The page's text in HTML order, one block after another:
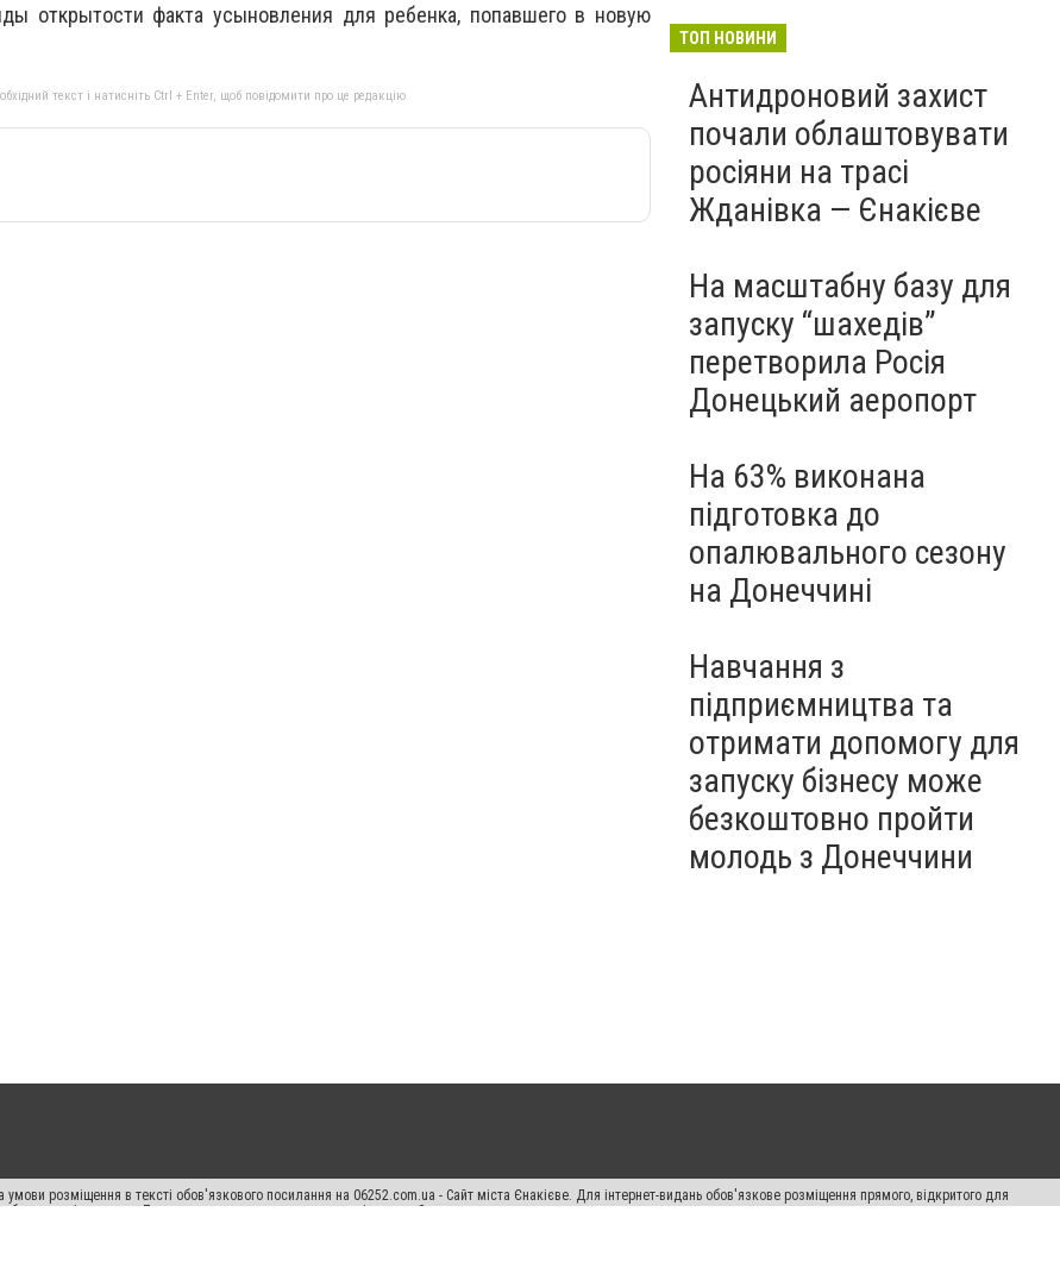
открытости факта усыновления для ребенка, попавшего в новую
текст і натисніть Ctrl + Enter, щоб повідомити про це редакцію
ТОП НОВИНИ
Антидроновий захист
почали облаштовувати
росіяни на трасі
Жданівка — Єнакієве
На масштабну базу для
запуску “шахедів”
перетворила Росія
Донецький аеропорт
На 63% виконана
підготовка до
опалювального сезону
на Донеччині
Навчання з
підприємництва та
отримати допомогу для
запуску бізнесу може
безкоштовно пройти
молодь з Донеччини
розміщення в тексті обов'язкового посилання на 06252.com.ua - Сайт міста Єнакієве. Для інтернет-видань обов'язкове розміщення прямого, відкритого для
або в якості джерела. Порушення виняткових прав переслідується Законом.